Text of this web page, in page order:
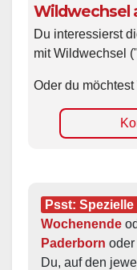
Wildwechsel
Du interessierst
mit Wildwechsel
Oder du
Psst:
Wochenende
Paderborn oder
Du, auf den